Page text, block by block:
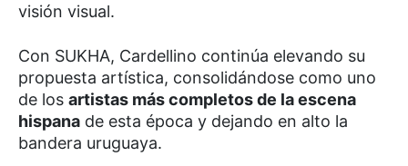
visión visual.
Con SUKHA, Cardellino continúa elevando su
propuesta artística, consolidándose como uno
de los artistas más completos de la escena
hispana de esta época y dejando en alto la
bandera uruguaya.